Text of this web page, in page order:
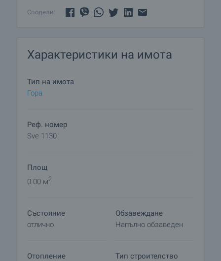
Сподели:
Характеристики на имота
Тип на имота
Гора
Реф. номер
Sve 1130
Площ
0.00 м2
Състояние
отлично
Обзавеждане
Напълно обзаведен
Отопление
Тип строителство